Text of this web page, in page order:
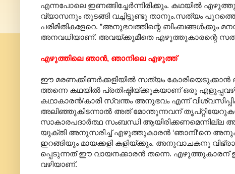
എന്നപോലെ ഇണങ്ങിച്ചേർന്നിരിക്കും. കഥയിൽ
വ്യാസനും തുടങ്ങി വച്ചിട്ടുണ്ടു താനും.സത്യം
പരിമിതികളേറെ. ”അനുഭവത്തിന്റെ ബിംബങ്ങൾക്കും
അനവധിയാണ്. അവയ്ക്കുമീതെ എഴുത്തുകാരന്റെ
എഴുത്തിലെ ഞാൻ, ഞാനിലെ എഴുത്ത്
ഈ മരണക്കിണർക്കളിയിൽ സത്യം കോരിയെടുക്കാൻ
ത്തന്നെ കഥയിൽ പ്രതിഷ്ഠിയ്ക്കുകയാണ് ഒരു
കഥാകാരൻ/കാരി സ്വന്തം അനുഭവം എന്ന്
അലിഞ്ഞുകിടന്നാൽ അത് മോന്തുന്നവന്
സാകാരപദാർത്ഥ സംബന്ധി
യുക്തി അനുസരിച്ച് എഴുത്തുകാരൻ ‘ഞാനി‘നെ
ഇറങ്ങിയും മായക്കളി കളിയ്ക്കും. അനുവാചകനു
പ്പെടുന്നത് ഈ വായനക്കാരൻ തന്നെ. എഴുത്തുകാരന്
വഴിയാണ്.